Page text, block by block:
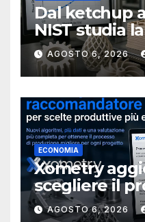
Dal ketchup
NIST studia
rendere più
stampa 3D
AGOSTO 6, 2026
ECONOMIA
Xometry
scegliere il
produttivo
AGOSTO 6, 2026